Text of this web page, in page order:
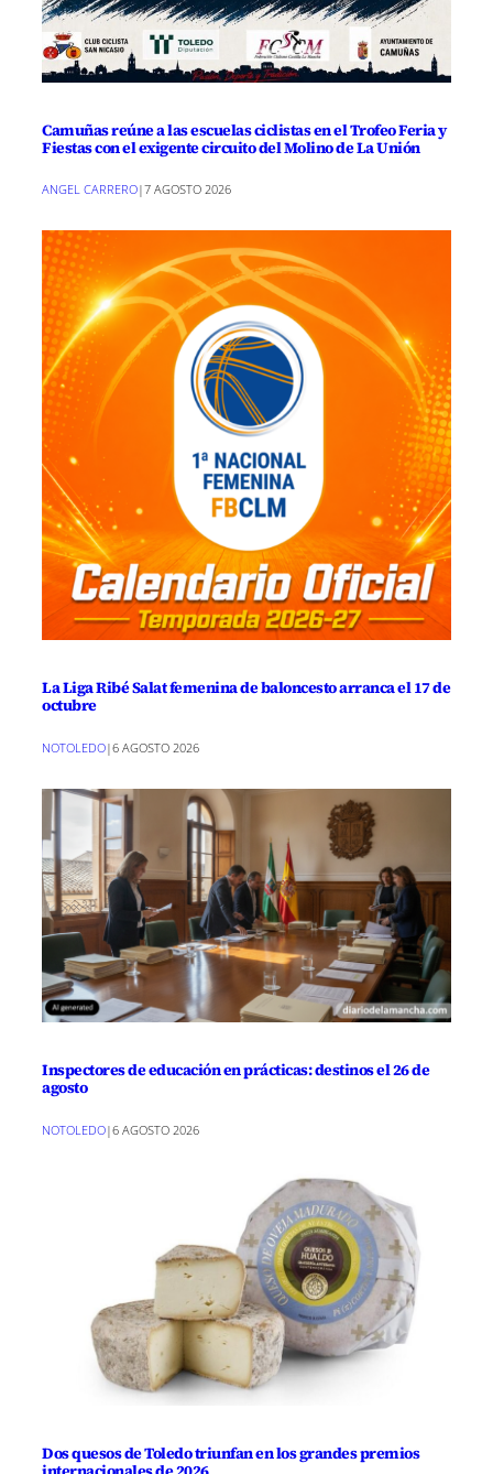
Camuñas reúne a las escuelas ciclistas en el Trofeo Feria y
Fiestas con el exigente circuito del Molino de La Unión
ANGEL CARRERO|7 AGOSTO 2026
La Liga Ribé Salat femenina de baloncesto arranca el 17 de
octubre
NOTOLEDO|6 AGOSTO 2026
Inspectores de educación en prácticas: destinos el 26 de
agosto
NOTOLEDO|6 AGOSTO 2026
Dos quesos de Toledo triunfan en los grandes premios